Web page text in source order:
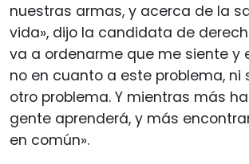
nuestras armas, y acerca de la
vida», dijo la candidata de
va a ordenarme que me siente y
no en cuanto a este problema, ni
otro problema. Y mientras más
gente aprenderá, y más
en común».